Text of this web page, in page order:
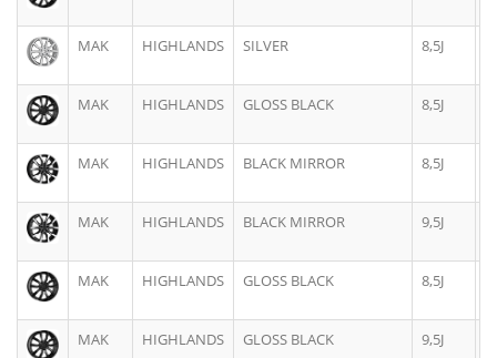
MAK HIGHLANDS SILVER 8,5J
MAK HIGHLANDS GLOSS BLACK 8,5J
MAK HIGHLANDS BLACK MIRROR 8,5J
MAK HIGHLANDS BLACK MIRROR 9,5J
MAK HIGHLANDS GLOSS BLACK 8,5J
MAK HIGHLANDS GLOSS BLACK 9,5J